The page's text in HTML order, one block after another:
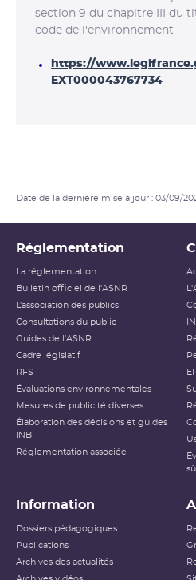
section 9 du chapitre III du
code de l'environnement
https://
EXT000043767734
Date de la dernière mise à jour : 03/09/
Réglementation
La réglementation
Bulletin officiel de l'ASNR
L’association des publics
Consultations du public
Guides de l'ASNR
Cadre législatif
RFS
Évaluations environnementales
Mesures de publicité diverses
Élaboration des décisions et guides
INB
Réglementation associée
Information
Dossiers pédagogiques
Publications
Archives des actualités